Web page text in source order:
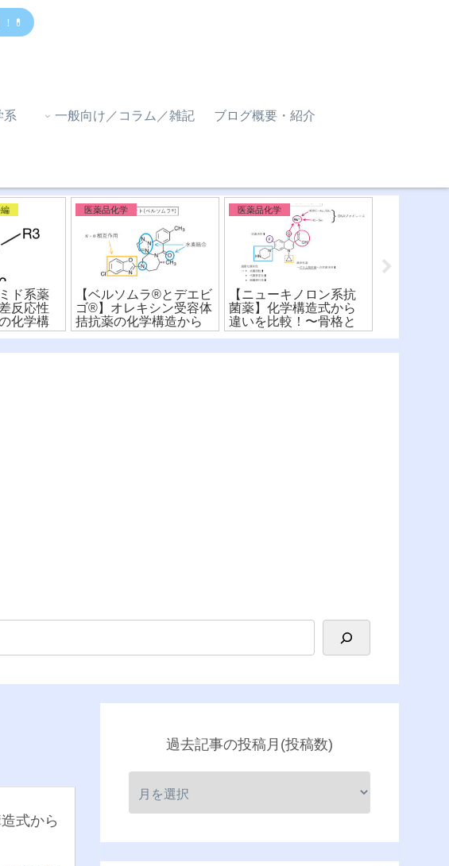
💊
系 一般向け／コラム／雑記 ブログ概要・紹介
ド系薬
反応性
化学構
医薬品化学
【ベルソムラ®︎とデエビ
ゴ®︎】オレキシン受容体
拮抗薬の化学構造から
違いを比較！
医薬品化学
【ニューキノロン系抗
菌薬】化学構造式から
違いを比較！〜骨格と
構造活性相関〜
式から
過去記事の投稿月(投稿数)